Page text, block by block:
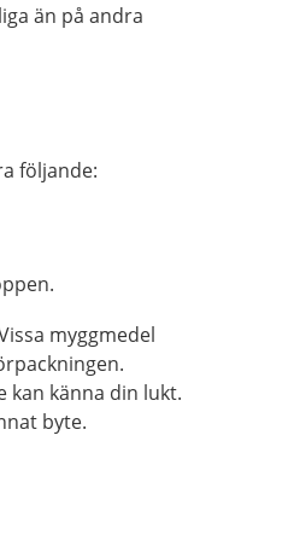
än på andra
följande:
myggmedel
kan känna din lukt.
byte.